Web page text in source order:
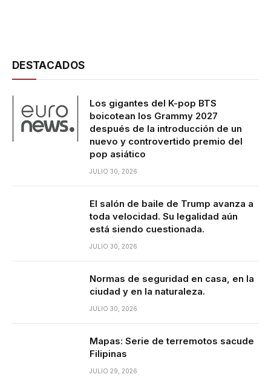
DESTACADOS
Los gigantes del K-pop BTS
boicotean los Grammy 2027
después de la introducción de un
nuevo y controvertido premio del
pop asiático
JULIO 30, 2026
El salón de baile de Trump avanza a
toda velocidad. Su legalidad aún
está siendo cuestionada.
JULIO 30, 2026
Normas de seguridad en casa, en la
ciudad y en la naturaleza.
JULIO 30, 2026
Mapas: Serie de terremotos sacude
Filipinas
JULIO 29, 2026